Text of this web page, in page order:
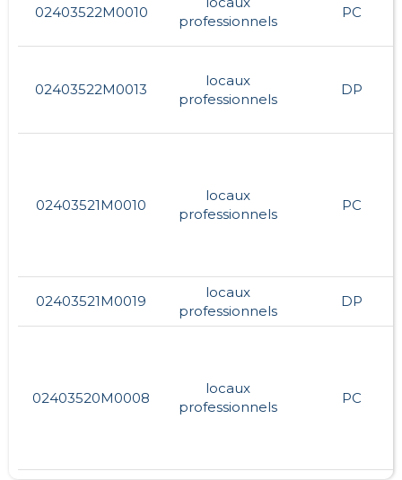
02403522M0010
professionnels
PC
02403522M0013
locaux
professionnels
DP
02403521M0010
locaux
professionnels
PC
02403521M0019
locaux
professionnels
DP
02403520M0008
locaux
professionnels
PC